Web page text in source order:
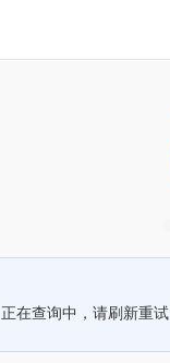
正在查询中，请刷新重试